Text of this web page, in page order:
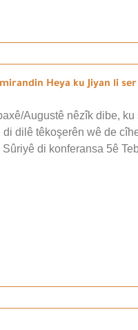
Heya ku Jiyan li
Augustê nêzîk dibe,
dilê têkoşerên wê de
di konferansa 5ê